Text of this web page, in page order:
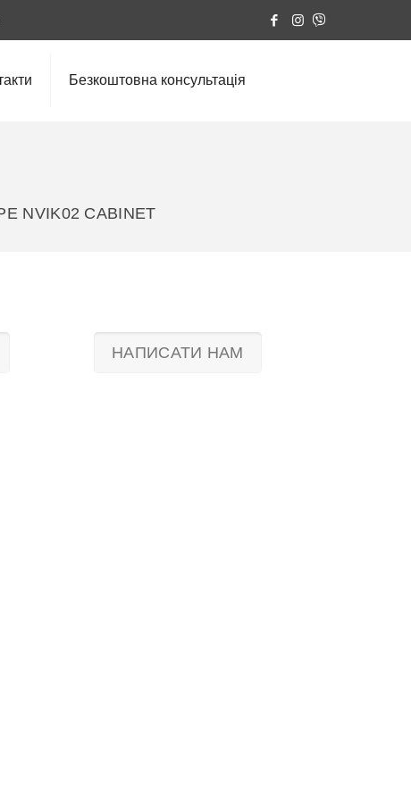
Безкоштовна консультація
NVIK02 CABINET
НАПИСАТИ НАМ